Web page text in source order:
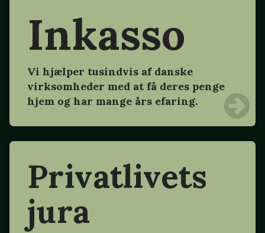
Inkasso
Vi hjælper tusindvis af danske
virksomheder med at få deres penge
hjem og har mange års efaring.
Privatlivets
jura